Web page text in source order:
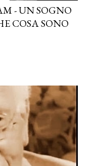
- UN SOGNO
COSA SONO